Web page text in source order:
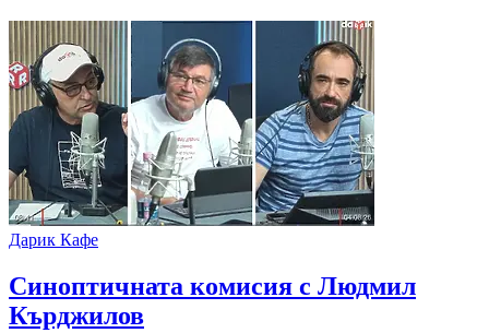
Дарик Кафе
Синоптичната комисия с Людмил
Кърджилов